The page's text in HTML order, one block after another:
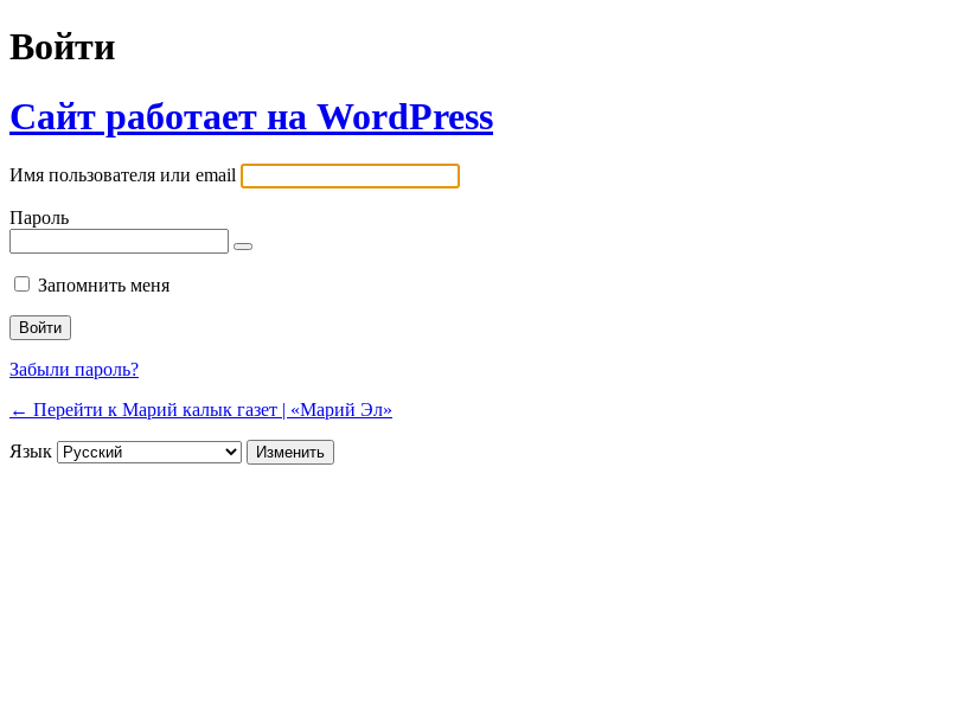
Войти
Сайт работает на WordPress
Имя пользователя или email
Пароль
Запомнить меня
Забыли пароль?
← Перейти к Марий калык газет | «Марий Эл»
Язык